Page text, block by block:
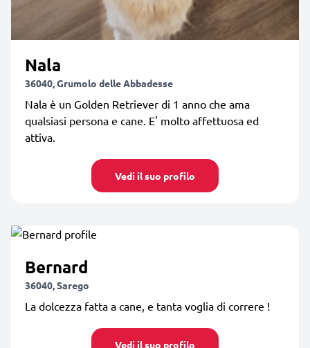
Nala
36040, Grumolo delle Abbadesse
Nala è un Golden Retriever di 1 anno che ama
qualsiasi persona e cane. E' molto affettuosa ed
attiva.
Vedi il suo profilo
Bernard
36040, Sarego
La dolcezza fatta a cane, e tanta voglia di correre !
Vedi il suo profilo